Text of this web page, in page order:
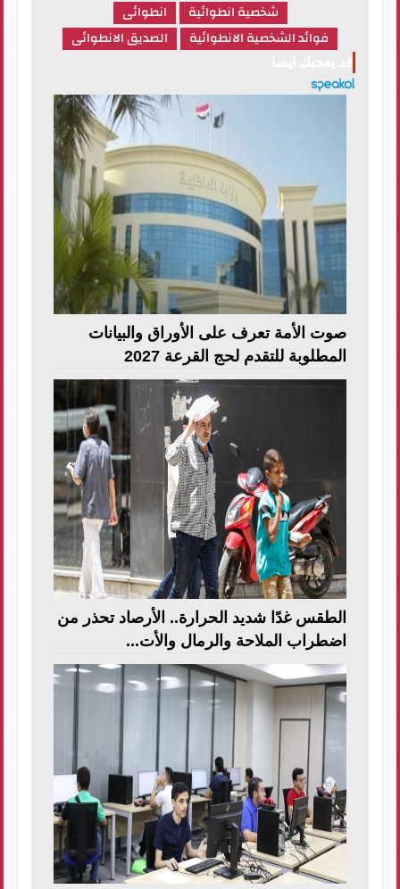
شخصية انطوائية
انطوائى
فوائد الشخصية الانطوائية
الصديق الانطوائى
صوت الأمة تعرف على الأوراق والبيانات
المطلوبة للتقدم لحج القرعة 2027
الطقس غدًا شديد الحرارة.. الأرصاد تحذر من
اضطراب الملاحة والرمال والأت...